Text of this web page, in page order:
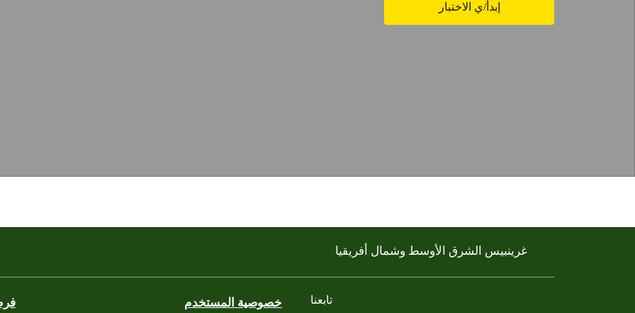
إبدأ/ي الاختبار
تابعنا خصوصية المستخدم